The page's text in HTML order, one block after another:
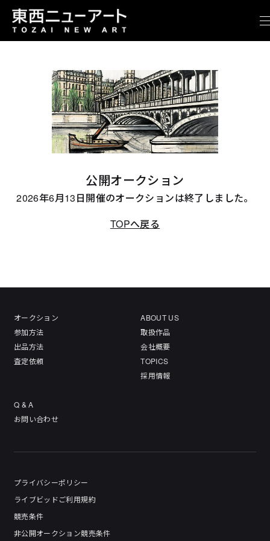
公開オークション
2026年6月13日開催のオークションは終了しました。
TOPへ戻る
オークション
参加方法
出品方法
査定依頼
ABOUT US
取扱作品
会社概要
TOPICS
採用情報
Q & A
お問い合わせ
プライバシーポリシー
ライブビッドご利用規約
競売条件
非公開オークション競売条件